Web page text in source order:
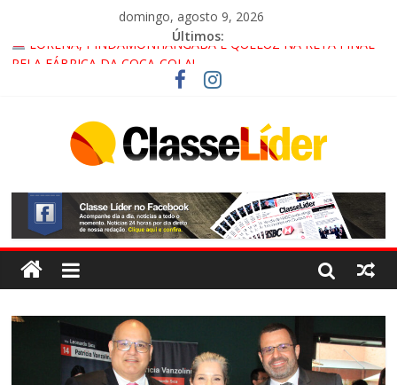
domingo, agosto 9, 2026
Últimos:
ACESSO À APARECIDA NA DUTRA SERÁ BLOQUEADO NO FIM
DE SEMANA; MOTORISTAS DEVEM USAR ROTAS
PELA FÁBRICA DA COCA-COLA!
CRUZEIRO VIRA CENÁRIO DE FILME NACIONAL COM ESTREIA
PREVISTA PARA 2027!
“HÁ PRESENÇA DO COMANDO VERMELHO NO VALE”, AFIRMA
PROMOTOR DO GAECO